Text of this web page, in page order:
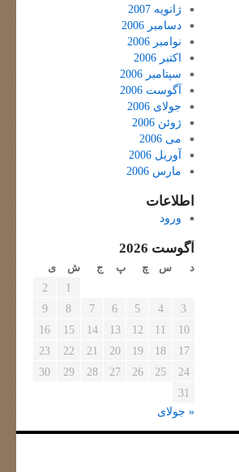
ژانویه 2007
دسامبر 2006
نوامبر 2006
اکتبر 2006
سپتامبر 2006
آگوست 2006
جولای 2006
ژوئن 2006
می 2006
آوریل 2006
مارس 2006
اطلاعات
ورود
آگوست 2026
د س چ پ ج ش ی
1
2
3
4
5
6
7
8
9
10
11
12
13
14
15
16
17
18
19
20
21
22
23
24
25
26
27
28
29
30
31
« جولای